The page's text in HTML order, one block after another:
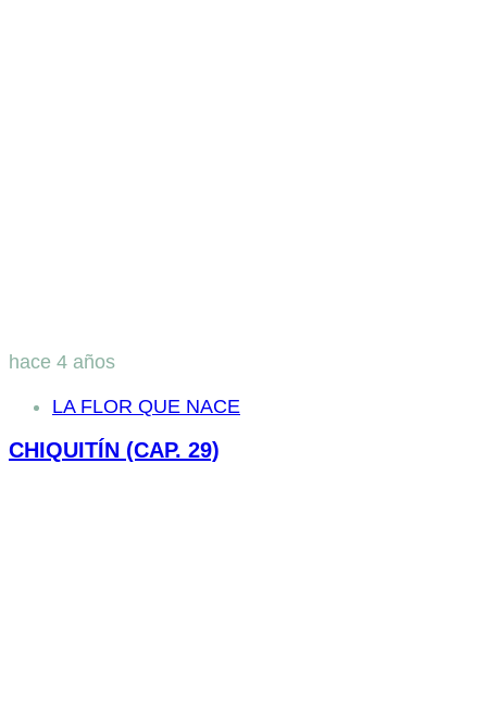
hace 4 años
LA FLOR QUE NACE
CHIQUITÍN (CAP. 29)